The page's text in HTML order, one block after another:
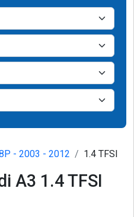
- 2003 - 2012 1.4 TFSI
A3 1.4 TFSI